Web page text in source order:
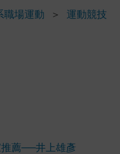
職場運動 ＞ 運動競技
薦──井上雄彥